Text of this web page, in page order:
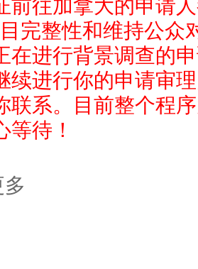
前往加拿大的申请
完整性和维持公众
在进行背景调查的
续进行你的申请审
联系。目前整个程
等待！